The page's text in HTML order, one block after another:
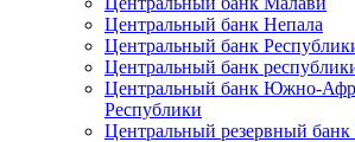
Центральный банк Непала
Центральный банк
Центральный банк
Центральный банк Южно-
Республики
Центральный резервный